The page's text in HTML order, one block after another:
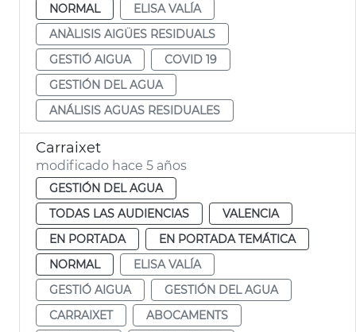
NORMAL
ELISA VALÍA
ANÀLISIS AIGÜES RESIDUALS
GESTIÓ AIGUA
COVID 19
GESTIÓN DEL AGUA
ANÁLISIS AGUAS RESIDUALES
Carraixet
modificado hace 5 años
GESTIÓN DEL AGUA
TODAS LAS AUDIENCIAS
VALENCIA
EN PORTADA
EN PORTADA TEMÁTICA
NORMAL
ELISA VALÍA
GESTIÓ AIGUA
GESTIÓN DEL AGUA
CARRAIXET
ABOCAMENTS